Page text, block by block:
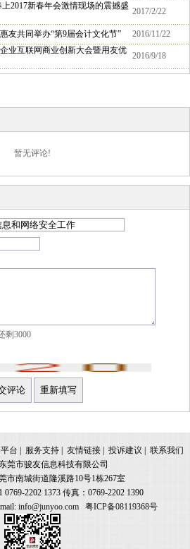
2017新春年会激情现场的震撼盛
2017/2/22
友共同举办“第9届会计文化节”
2016/11/22
业互联网商业创新大会暨用友优
2016/9/18
暂无评论!
剩3000
台 服务支持 友情链接 投诉建议
联系我们
莞市骏友信息科技有限公司
市南城街道隆溪路10号1栋267室
0769-2202 1373 传真：0769-2202 1390
info@junyoo.com 粤ICP备08119368号